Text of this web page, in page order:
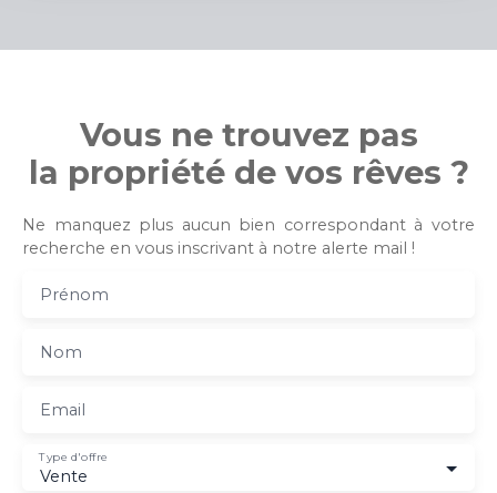
Vous ne trouvez pas
la propriété de vos rêves ?
Ne manquez plus aucun bien correspondant à votre
recherche en vous inscrivant à notre alerte mail !
Prénom
Nom
Email
Vente
Type d'offre